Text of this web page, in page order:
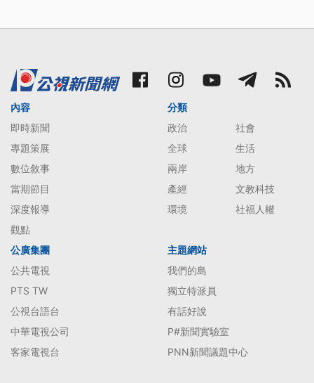
內容
即時新聞
專題策展
數位敘事
當期節目
深度報導
觀點
分類
政治
社會
全球
生活
兩岸
地方
產經
文教科技
環境
社福人權
公廣集團
公共電視
PTS TW
公視台語台
中華電視公司
客家電視台
主題網站
我們的島
獨立特派員
有話好說
P#新聞實驗室
PNN新聞議題中心